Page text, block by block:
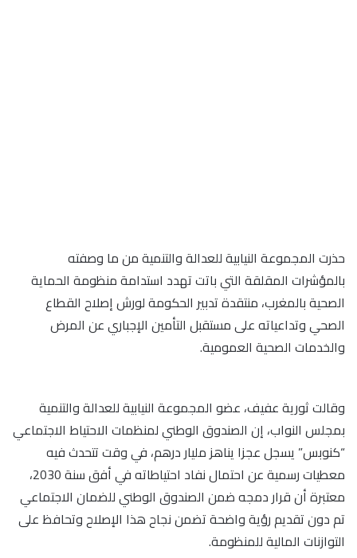
حذرت المجموعة النيابية للعدالة والتنمية من ما وصفته
بالمؤشرات المقلقة التي باتت تهدد استدامة منظومة الحماية
الصحية بالمغرب، منتقدة تدبير الحكومة لورش إصلاح القطاع
الصحي وتداعياته على مستقبل التأمين الإجباري عن المرض
والخدمات الصحية العمومية.
وقالت ثورية عفيف، عضو المجموعة النيابية للعدالة والتنمية
بمجلس النواب، إن الصندوق الوطني لمنظمات الاحتياط الاجتماعي
“كنوبس” يسجل عجزا يناهز مليار درهم، في وقت تتحدث فيه
معطيات رسمية عن احتمال نفاد احتياطاته في أفق سنة 2030،
معتبرة أن قرار دمجه ضمن الصندوق الوطني للضمان الاجتماعي
تم دون تقديم رؤية واضحة تضمن نجاح هذا الإصلاح وتحافظ على
التوازنات المالية للمنظومة.